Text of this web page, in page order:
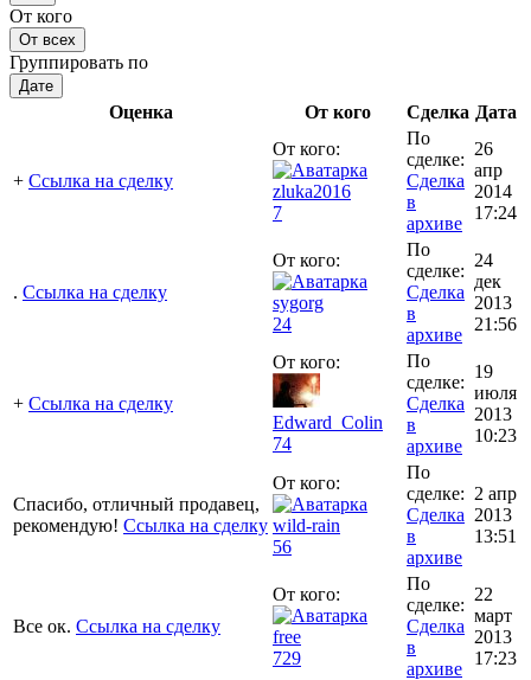
От кого
От всех
Группировать по
Дате
Оценка От кого Сделка Дата
+ Ссылка на сделку
От кого:
zluka2016
7
По
сделке:
Сделка
в
архиве
26
апр
2014
17:24
. Ссылка на сделку
От кого:
sygorg
24
По
сделке:
Сделка
в
архиве
24
дек
2013
21:56
+ Ссылка на сделку
От кого:
Edward_Colin
74
По
сделке:
Сделка
в
архиве
19
июля
2013
10:23
Спасибо, отличный продавец,
рекомендую! Ссылка на сделку
От кого:
wild-rain
56
По
сделке:
Сделка
в
архиве
2 апр
2013
13:51
Все ок. Ссылка на сделку
От кого:
free
729
По
сделке:
Сделка
в
архиве
22
март
2013
17:23